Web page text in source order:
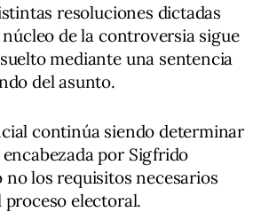
resoluciones dictadas
de la controversia sigue
mediante una sentencia
del asunto.
continúa siendo determinar
por Sigfrido
no los requisitos necesarios
electoral.